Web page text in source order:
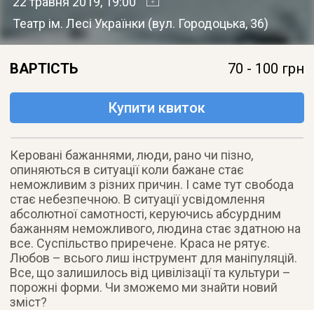
Театр ім. Лесі Українки (вул. Городоцька, 36)
ВАРТІСТЬ 70 - 100 грн
Купити квиток
Керовані бажаннями, люди, рано чи пізно,
опиняються в ситуації коли бажане стає
неможливим з різних причин. І саме тут свобода
стає небезпечною. В ситуації усвідомлення
абсолютної самотності, керуючись абсурдним
бажанням неможливого, людина стає здатною на
все. Суспільство приречене. Краса не рятує.
Любов – всього лиш інструмент для маніпуляцій.
Все, що залишилось від цивілізації та культури –
порожні форми. Чи зможемо ми знайти новий
зміст?